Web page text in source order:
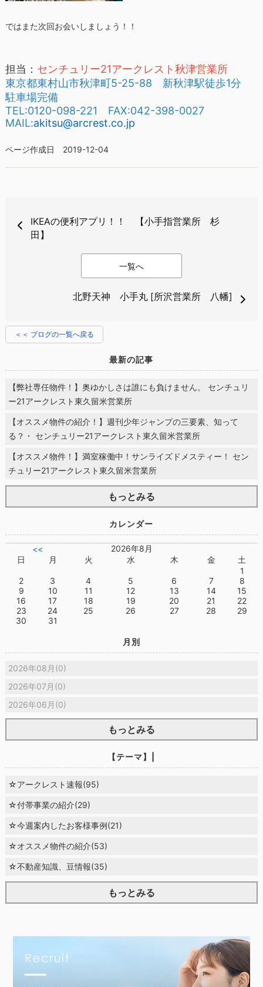
ではまた次回お会いしましょう！！
担当： センチュリー21アークレスト秋津営業所
東京都東村山市秋津町5-25-88 新秋津駅徒歩1分
駐車場完備
TEL:0120-098-221 FAX:042-398-0027
MAIL:akitsu@arcrest.co.jp
ページ作成日 2019-12-04
IKEAの便利アプリ！！ 【小手指営業所 杉
田】
一覧へ
北野天神 小手丸 [所沢営業所 八幡]
＜＜ ブログの一覧へ戻る
最新の記事
【弊社専任物件！】奥ゆかしさは誰にも負けません。 センチュリ
ー21アークレスト東久留米営業所
【オススメ物件の紹介！】週刊少年ジャンプの三要素、知って
る？・ センチュリー21アークレスト東久留米営業所
【オススメ物件！】満室稼働中！サンライズドメスティー！ セン
チュリー21アークレスト東久留米営業所
もっとみる
カレンダー
<<
2026年8月
日
月 火 水 木 金
土
1
2
3 4 5 6 7
8
9
10 11 12 13 14
15
16
17 18 19 20 21
22
23
24 25 26 27 28
29
30
31
月別
2026年08月(0)
2026年07月(0)
2026年06月(0)
もっとみる
【テーマ】|
☆アークレスト速報(95)
☆付帯事業の紹介(29)
☆今週案内したお客様事例(21)
☆オススメ物件の紹介(53)
☆不動産知識、豆情報(35)
もっとみる